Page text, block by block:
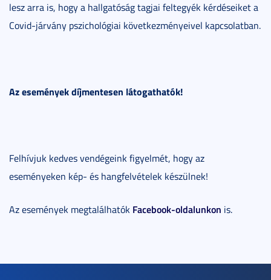
lesz arra is, hogy a hallgatóság tagjai feltegyék kérdéseiket a
Covid-járvány pszichológiai következményeivel kapcsolatban.
Az események díjmentesen látogathatók!
Felhívjuk kedves vendégeink figyelmét, hogy az
eseményeken kép- és hangfelvételek készülnek!
Az események megtalálhatók Facebook-oldalunkon is.